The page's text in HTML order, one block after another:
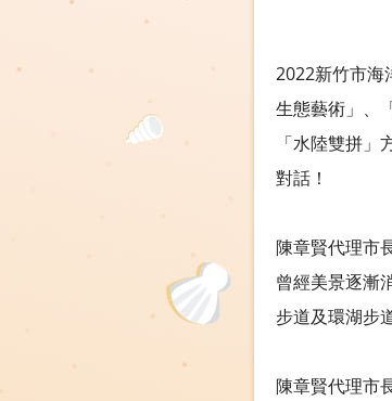
2022新竹市海
生態藝術」、
「水陸雙拼
對話！
陳章賢代理市
曾經美景逐漸
步道及環湖步
陳章賢代理市